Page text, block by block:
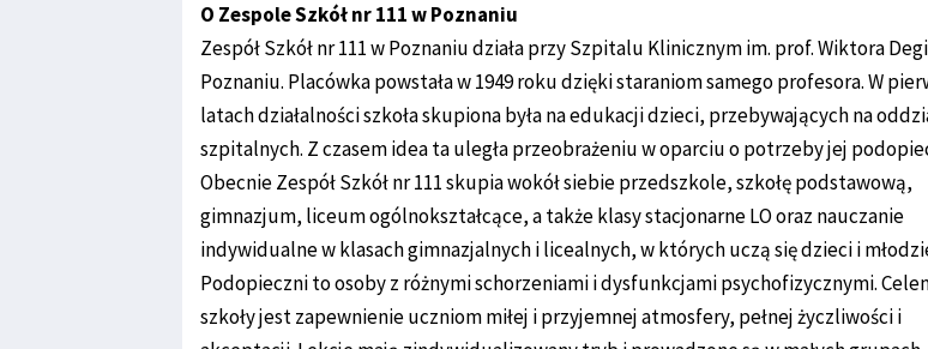
O Zespole Szkół nr 111 w Poznaniu
Zespół Szkół nr 111 w Poznaniu działa przy Szpitalu Klinicznym im. prof. Wiktora
Poznaniu. Placówka powstała w 1949 roku dzięki staraniom samego profesora. W
latach działalności szkoła skupiona była na edukacji dzieci, przebywających na
szpitalnych. Z czasem idea ta uległa przeobrażeniu w oparciu o potrzeby jej
Obecnie Zespół Szkół nr 111 skupia wokół siebie przedszkole, szkołę podstawową,
gimnazjum, liceum ogólnokształcące, a także klasy stacjonarne LO oraz nauczanie
indywidualne w klasach gimnazjalnych i licealnych, w których uczą się dzieci i
Podopieczni to osoby z różnymi schorzeniami i dysfunkcjami psychofizycznymi.
szkoły jest zapewnienie uczniom miłej i przyjemnej atmosfery, pełnej życzliwości i